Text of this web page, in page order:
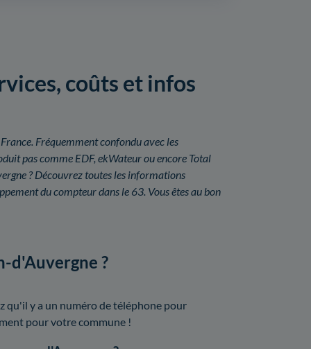
coûts et infos
Fréquemment confondu avec les
pas comme EDF, ekWateur ou encore Total
? Découvrez toutes les informations
du compteur dans le 63. Vous êtes au bon
d'Auvergne ?
qu'il y a un numéro de téléphone pour
pour votre commune !